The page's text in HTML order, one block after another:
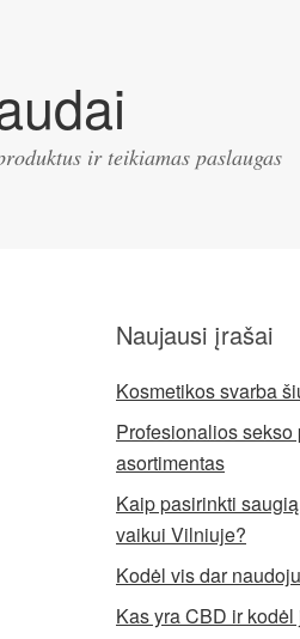
ir teikiamas paslaugas
Naujausi įrašai
Kosmetikos svarba
Profesionalios
asortimentas
Kaip pasirinkti
vaikui Vilniuje?
Kodėl vis dar
Kas yra CBD ir